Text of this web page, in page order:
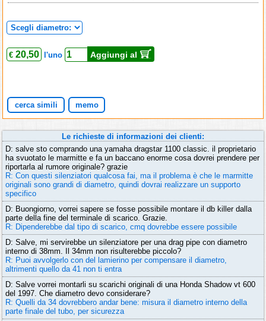
€ 20,50 l'uno Aggiungi al
cerca simili memo
Le richieste di informazioni dei clienti:
D: salve sto comprando una yamaha dragstar 1100 classic. il proprietario
ha svuotato le marmitte e fa un baccano enorme cosa dovrei prendere per
riportarla al rumore originale? grazie
R: Con questi silenziatori qualcosa fai, ma il problema è che le marmitte
originali sono grandi di diametro, quindi dovrai realizzare un supporto
specifico
D: Buongiorno, vorrei sapere se fosse possibile montare il db killer dalla
parte della fine del terminale di scarico. Grazie.
R: Dipenderebbe dal tipo di scarico, cmq dovrebbe essere possibile
D: Salve, mi servirebbe un silenziatore per una drag pipe con diametro
interno di 38mm. Il 34mm non risulterebbe piccolo?
R: Puoi avvolgerlo con del lamierino per compensare il diametro,
altrimenti quello da 41 non ti entra
D: Salve vorrei montarli su scarichi originali di una Honda Shadow vt 600
del 1997. Che diametro devo considerare?
R: Quelli da 34 dovrebbero andar bene: misura il diametro interno della
parte finale del tubo, per sicurezza